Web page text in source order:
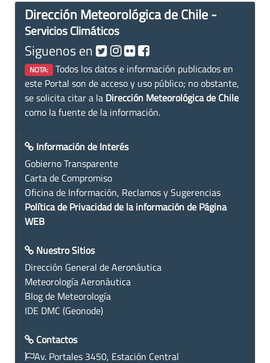
Dirección Meteorológica de Chile -
Servicios Climáticos
Siguenos en
NOTA: Todos los datos e información publicados en
este Portal son de acceso y uso público; no obstante,
se solicita citar a la Dirección Meteorológica de Chile
como la fuente de la información.
Información de Interés
Gobierno Transparente
Carta de Compromiso
Oficina de Información, Reclamos y Sugerencias
Política de Privacidad de la información de Página
WEB
Nuestro Sitios
Dirección General de Aeronáutica
Meteorología Aeronáutica
Blog de Meteorología
IDE DMC (Geonode)
Contactos
Av. Portales 3450, Estación Central